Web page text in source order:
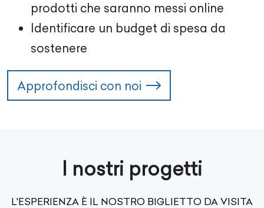
prodotti che saranno messi online
Identificare un budget di spesa da
sostenere
Approfondisci con noi
I nostri progetti
L'ESPERIENZA È IL NOSTRO BIGLIETTO DA VISITA